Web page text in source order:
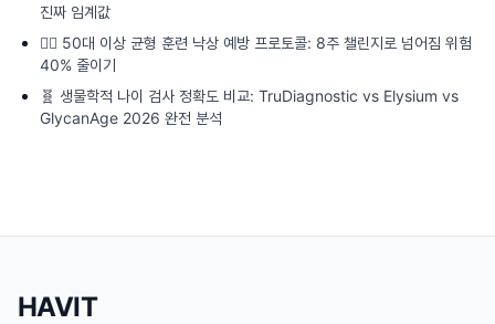
진짜 임계값
🏃‍♂️ 50대 이상 균형 훈련 낙상 예방 프로토콜: 8주 챌린지로 넘어짐 위험
40% 줄이기
🧬 생물학적 나이 검사 정확도 비교: TruDiagnostic vs Elysium vs
GlycanAge 2026 완전 분석
HAVIT